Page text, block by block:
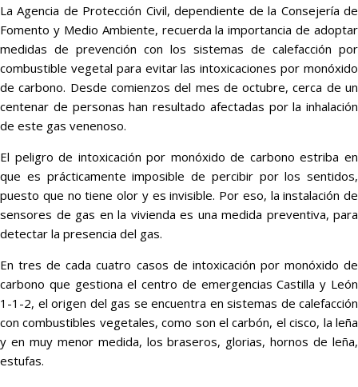
La Agencia de Protección Civil, dependiente de la Consejería de
Fomento y Medio Ambiente, recuerda la importancia de adoptar
medidas de prevención con los sistemas de calefacción por
combustible vegetal para evitar las intoxicaciones por monóxido
de carbono. Desde comienzos del mes de octubre, cerca de un
centenar de personas han resultado afectadas por la inhalación
de este gas venenoso.
El peligro de intoxicación por monóxido de carbono estriba en
que es prácticamente imposible de percibir por los sentidos,
puesto que no tiene olor y es invisible. Por eso, la instalación de
sensores de gas en la vivienda es una medida preventiva, para
detectar la presencia del gas.
En tres de cada cuatro casos de intoxicación por monóxido de
carbono que gestiona el centro de emergencias Castilla y León
1-1-2, el origen del gas se encuentra en sistemas de calefacción
con combustibles vegetales, como son el carbón, el cisco, la leña
y en muy menor medida, los braseros, glorias, hornos de leña,
estufas.